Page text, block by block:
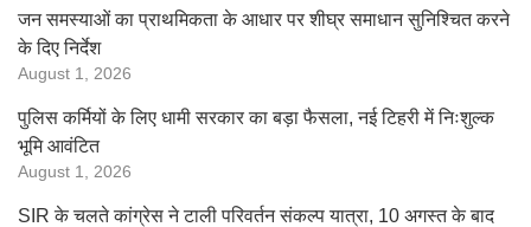
जन समस्याओं का प्राथमिकता के आधार पर शीघ्र समाधान सुनिश्चित करने
के दिए निर्देश
August 1, 2026
पुलिस कर्मियों के लिए धामी सरकार का बड़ा फैसला, नई टिहरी में निःशुल्क
भूमि आवंटित
August 1, 2026
SIR के चलते कांग्रेस ने टाली परिवर्तन संकल्प यात्रा, 10 अगस्त के बाद